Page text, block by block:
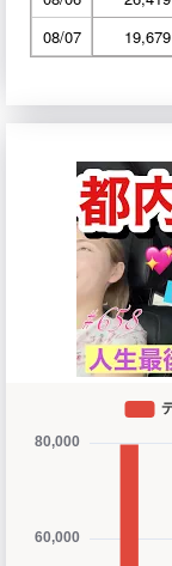
08/07
19,679